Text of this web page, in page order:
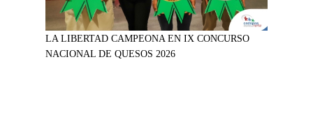
LA LIBERTAD CAMPEONA EN IX CONCURSO
NACIONAL DE QUESOS 2026